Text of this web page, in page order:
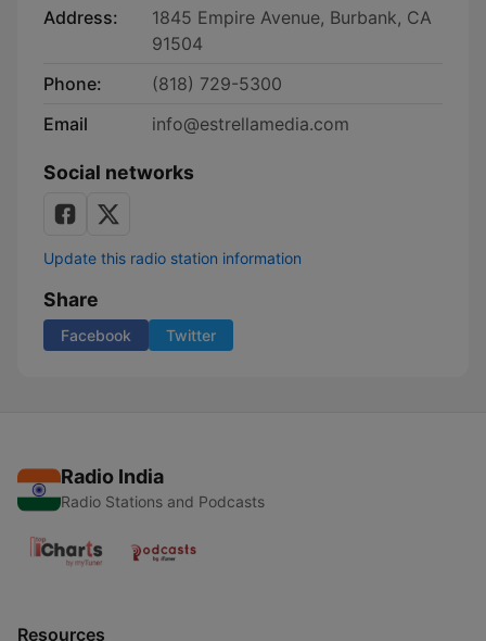
Address:
1845 Empire Avenue, Burbank, CA
91504
Phone:
(818) 729-5300
Email
info@estrellamedia.com
Social networks
Update this radio station information
Share
Facebook Twitter
Radio India
Radio Stations and Podcasts
Resources